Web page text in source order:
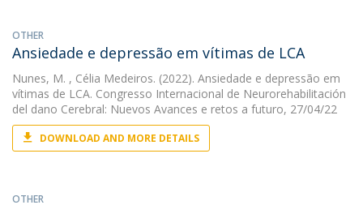
OTHER
Ansiedade e depressão em vítimas de LCA
Nunes, M. , Célia Medeiros. (2022). Ansiedade e depressão em
vítimas de LCA. Congresso Internacional de Neurorehabilitación
del dano Cerebral: Nuevos Avances e retos a futuro, 27/04/22
DOWNLOAD AND MORE DETAILS
OTHER